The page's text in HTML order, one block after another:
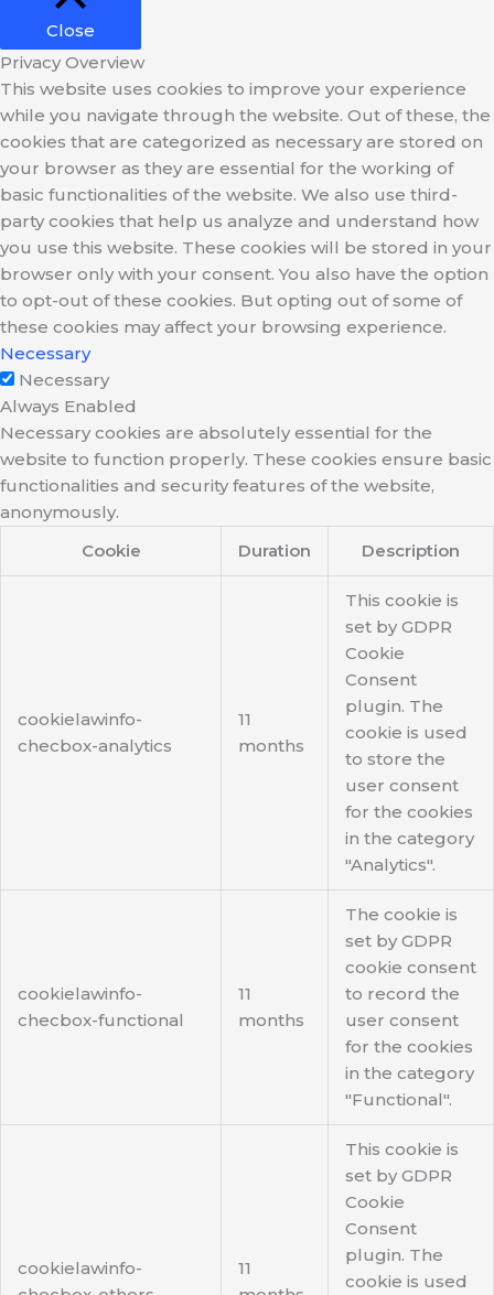
Close
Privacy Overview
This website uses cookies to improve your experience
while you navigate through the website. Out of these, the
cookies that are categorized as necessary are stored on
your browser as they are essential for the working of
basic functionalities of the website. We also use third-
party cookies that help us analyze and understand how
you use this website. These cookies will be stored in your
browser only with your consent. You also have the option
to opt-out of these cookies. But opting out of some of
these cookies may affect your browsing experience.
Necessary
Necessary
Always Enabled
Necessary cookies are absolutely essential for the
website to function properly. These cookies ensure basic
functionalities and security features of the website,
anonymously.
Cookie
Duration Description
cookielawinfo-
checbox-analytics
11
months
This cookie is
set by GDPR
Cookie
Consent
plugin. The
cookie is used
to store the
user consent
for the cookies
in the category
"Analytics".
cookielawinfo-
checbox-functional
11
months
The cookie is
set by GDPR
cookie consent
to record the
user consent
for the cookies
in the category
"Functional".
cookielawinfo-
11
This cookie is
set by GDPR
Cookie
Consent
plugin. The
cookie is used